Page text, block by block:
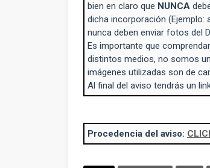
bien en claro que NUNCA
dicha incorporación
nunca deben enviar fotos del
Es importante que
distintos medios, no somos
imágenes utilizadas son de
Al final del aviso tendrás un
Procedencia del aviso: